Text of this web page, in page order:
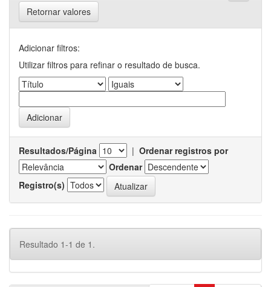
Retornar valores
Adicionar filtros:
Utilizar filtros para refinar o resultado de busca.
Resultados/Página | Ordenar registros por
Ordenar
Registro(s)
Resultado 1-1 de 1.